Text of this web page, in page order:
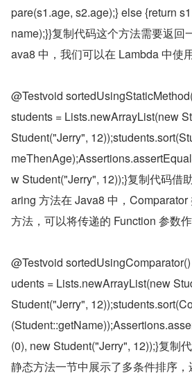
pare(s1.age, s2.age);} else {return
name);}}复制代码这个方法需要返回
ava8 中，我们可以在 Lambda 中使
@Testvoid
students = Lists.newArrayList(new
Student("Jerry",
w Student("Jerry", 12));}复制代码借
aring 方法在 Java8 中，
方法，可以将传递的 Function 参数
@Testvoid
udents = Lists.newArrayList(new
Student("Jerry",
(0), new Student("Jerry", 12));}复制
静态方法一节中展示了多条件排序